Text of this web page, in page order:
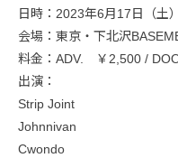
日時：2023年6月17日（土
会場：東京・下北沢
料金：ADV. ￥2,500 /
出演：
Strip Joint
Johnnivan
Cwondo